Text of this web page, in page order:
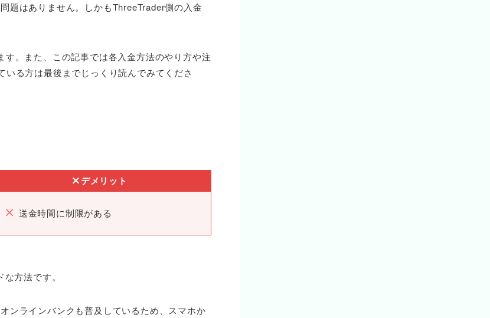
題はありません。しかもThreeTrader側の入金
。また、この記事では各入金方法のやり方や注
る方は最後までじっくり読んでみてくださ
デメリット
送金時間に制限がある
方法です。
ンラインバンクも普及しているため、スマホか